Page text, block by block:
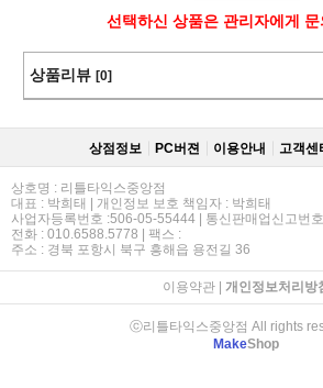
선택하신 상품은 관리자에게 문
상품리뷰 [0]
상점정보 PC버젼 이용안내 고객센
상호명 : 리틀타익스중앙점
대표 : 박희태 | 개인정보 보호 책임자 : 박희태
사업자등록번호 :506-05-55444 | 통신판매업신고번
전화 : 010.6588.5778 | 팩스 :
주소 : 경북 포항시 북구 흥해읍 용전길 36
이용약관| 개인정보처리방
ⓒ리틀타익스중앙점 All rights
MakeShop